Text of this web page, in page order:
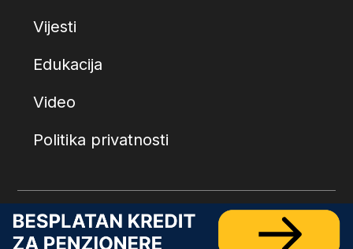
Vijesti
Edukacija
Video
Politika privatnosti
© 2026.Penzionerski centar . Sva prava zadržana.